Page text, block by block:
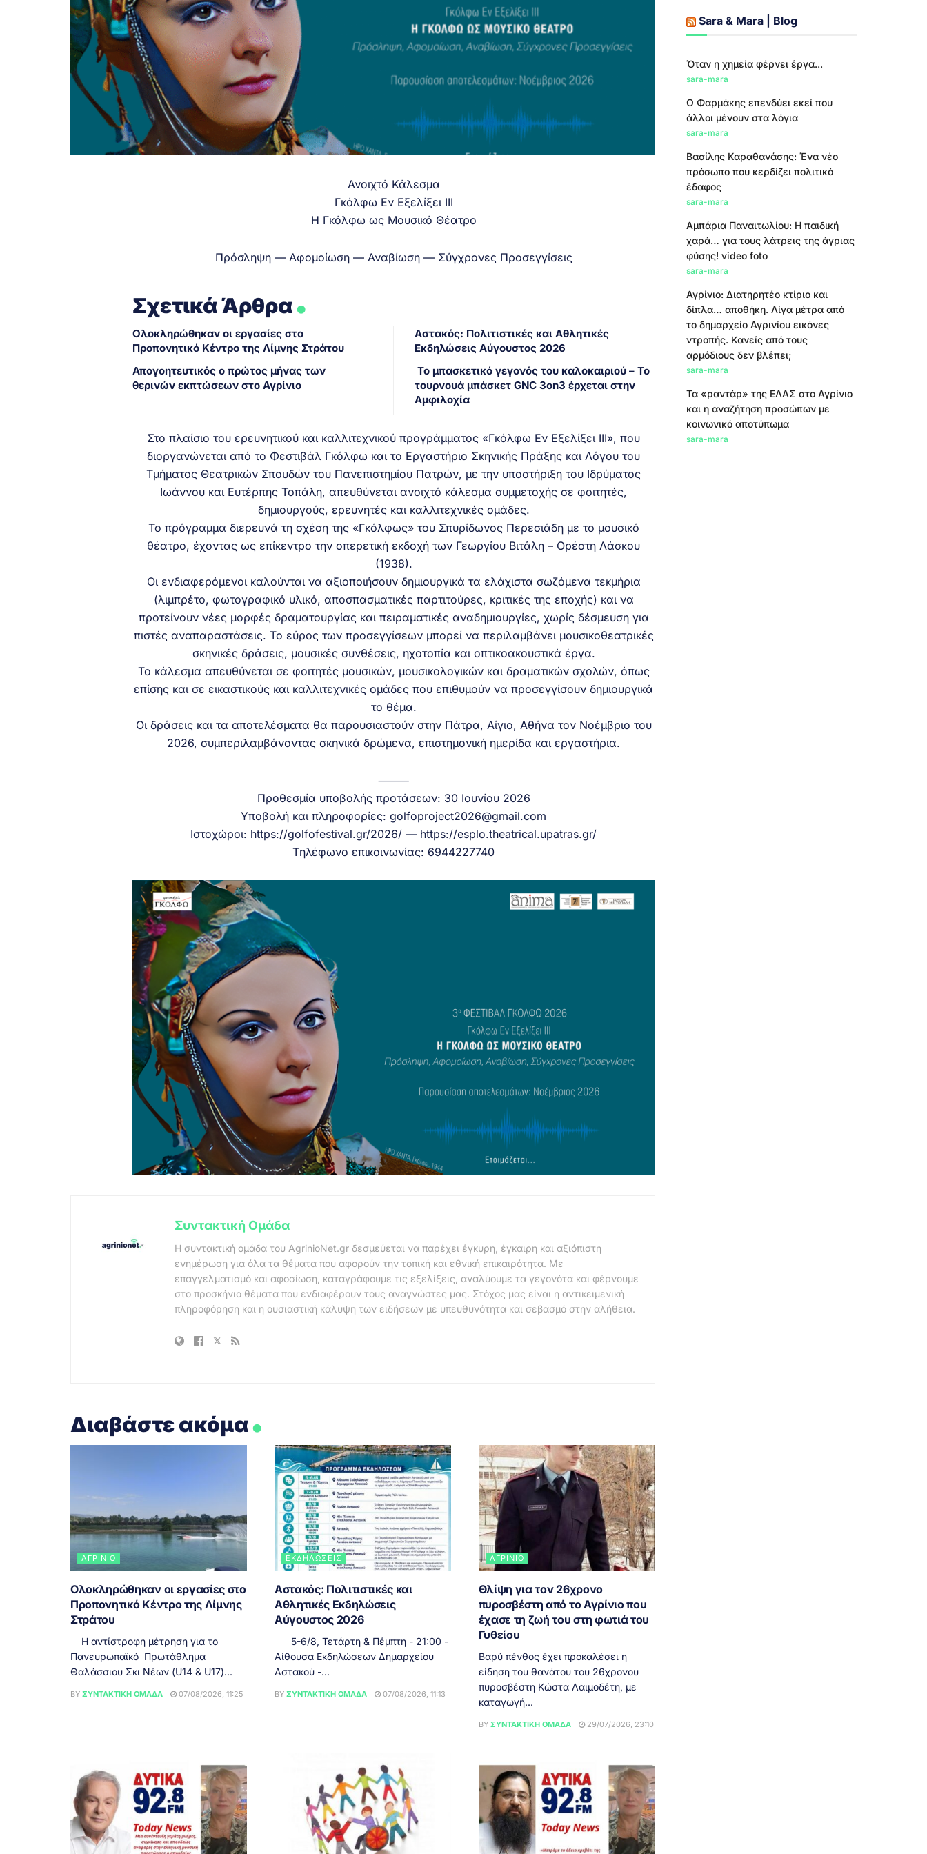
Ανοιχτό Κάλεσμα
Γκόλφω Εν Εξελίξει ΙΙΙ
Η Γκόλφω ως Μουσικό Θέατρο
Πρόσληψη — Αφομοίωση — Αναβίωση — Σύγχρονες Προσεγγίσεις
Σχετικά Άρθρα.
Ολοκληρώθηκαν οι εργασίες στο
Προπονητικό Κέντρο της Λίμνης Στράτου
Απογοητευτικός ο πρώτος μήνας των
θερινών εκπτώσεων στο Αγρίνιο
Αστακός: Πολιτιστικές και Αθλητικές
Εκδηλώσεις Αύγουστος 2026
Το μπασκετικό γεγονός του καλοκαιριού – Το
τουρνουά μπάσκετ GNC 3on3 έρχεται στην
Αμφιλοχία
Στο πλαίσιο του ερευνητικού και καλλιτεχνικού προγράμματος «Γκόλφω Εν Εξελίξει ΙΙΙ», που
διοργανώνεται από το Φεστιβάλ Γκόλφω και το Εργαστήριο Σκηνικής Πράξης και Λόγου του
Τμήματος Θεατρικών Σπουδών του Πανεπιστημίου Πατρών, με την υποστήριξη του Ιδρύματος
Ιωάννου και Ευτέρπης Τοπάλη, απευθύνεται ανοιχτό κάλεσμα συμμετοχής σε φοιτητές,
δημιουργούς, ερευνητές και καλλιτεχνικές ομάδες.
Το πρόγραμμα διερευνά τη σχέση της «Γκόλφως» του Σπυρίδωνος Περεσιάδη με το μουσικό
θέατρο, έχοντας ως επίκεντρο την οπερετική εκδοχή των Γεωργίου Βιτάλη – Ορέστη Λάσκου
(1938).
Οι ενδιαφερόμενοι καλούνται να αξιοποιήσουν δημιουργικά τα ελάχιστα σωζόμενα τεκμήρια
(λιμπρέτο, φωτογραφικό υλικό, αποσπασματικές παρτιτούρες, κριτικές της εποχής) και να
προτείνουν νέες μορφές δραματουργίας και πειραματικές αναδημιουργίες, χωρίς δέσμευση για
πιστές αναπαραστάσεις. Το εύρος των προσεγγίσεων μπορεί να περιλαμβάνει μουσικοθεατρικές
σκηνικές δράσεις, μουσικές συνθέσεις, ηχοτοπία και οπτικοακουστικά έργα.
Το κάλεσμα απευθύνεται σε φοιτητές μουσικών, μουσικολογικών και δραματικών σχολών, όπως
επίσης και σε εικαστικούς και καλλιτεχνικές ομάδες που επιθυμούν να προσεγγίσουν δημιουργικά
το θέμα.
Οι δράσεις και τα αποτελέσματα θα παρουσιαστούν στην Πάτρα, Αίγιο, Αθήνα τον Νοέμβριο του
2026, συμπεριλαμβάνοντας σκηνικά δρώμενα, επιστημονική ημερίδα και εργαστήρια.
⸻
Προθεσμία υποβολής προτάσεων: 30 Ιουνίου 2026
Υποβολή και πληροφορίες: golfoproject2026@gmail.com
Ιστοχώροι: https://golfofestival.gr/2026/ — https://esplo.theatrical.upatras.gr/
Tηλέφωνο επικοινωνίας: 6944227740
Συντακτική Ομάδα
Η συντακτική ομάδα του AgrinioNet.gr δεσμεύεται να παρέχει έγκυρη, έγκαιρη και αξιόπιστη
ενημέρωση για όλα τα θέματα που αφορούν την τοπική και εθνική επικαιρότητα. Με
επαγγελματισμό και αφοσίωση, καταγράφουμε τις εξελίξεις, αναλύουμε τα γεγονότα και φέρνουμε
στο προσκήνιο θέματα που ενδιαφέρουν τους αναγνώστες μας. Στόχος μας είναι η αντικειμενική
πληροφόρηση και η ουσιαστική κάλυψη των ειδήσεων με υπευθυνότητα και σεβασμό στην αλήθεια.
Διαβάστε ακόμα.
ΑΓΡΊΝΙΟ
Ολοκληρώθηκαν οι εργασίες στο
Προπονητικό Κέντρο της Λίμνης
Στράτου
Η αντίστροφη μέτρηση για το
Πανευρωπαϊκό Πρωτάθλημα
Θαλάσσιου Σκι Νέων (U14 & U17)...
BY ΣΥΝΤΑΚΤΙΚΉ ΟΜΆΔΑ 07/08/2026, 11:25
ΕΚΔΗΛΏΣΕΙΣ
Αστακός: Πολιτιστικές και
Αθλητικές Εκδηλώσεις
Αύγουστος 2026
5-6/8, Τετάρτη & Πέμπτη - 21:00 -
Αίθουσα Εκδηλώσεων Δημαρχείου
Αστακού -...
BY ΣΥΝΤΑΚΤΙΚΉ ΟΜΆΔΑ 07/08/2026, 11:13
ΑΓΡΊΝΙΟ
Θλίψη για τον 26χρονο
πυροσβέστη από το Αγρίνιο που
έχασε τη ζωή του στη φωτιά του
Γυθείου
Βαρύ πένθος έχει προκαλέσει η
είδηση του θανάτου του 26χρονου
πυροσβέστη Κώστα Λαιμοδέτη, με
καταγωγή...
BY ΣΥΝΤΑΚΤΙΚΉ ΟΜΆΔΑ 29/07/2026, 23:10
Sara & Mara | Blog
Όταν η χημεία φέρνει έργα...
sara-mara
Ο Φαρμάκης επενδύει εκεί που
άλλοι μένουν στα λόγια
sara-mara
Βασίλης Καραθανάσης: Ένα νέο
πρόσωπο που κερδίζει πολιτικό
έδαφος
sara-mara
Αμπάρια Παναιτωλίου: Η παιδική
χαρά… για τους λάτρεις της άγριας
φύσης! video foto
sara-mara
Αγρίνιο: Διατηρητέο κτίριο και
δίπλα… αποθήκη. Λίγα μέτρα από
το δημαρχείο Αγρινίου εικόνες
ντροπής. Κανείς από τους
αρμόδιους δεν βλέπει;
sara-mara
Τα «ραντάρ» της ΕΛΑΣ στο Αγρίνιο
και η αναζήτηση προσώπων με
κοινωνικό αποτύπωμα
sara-mara